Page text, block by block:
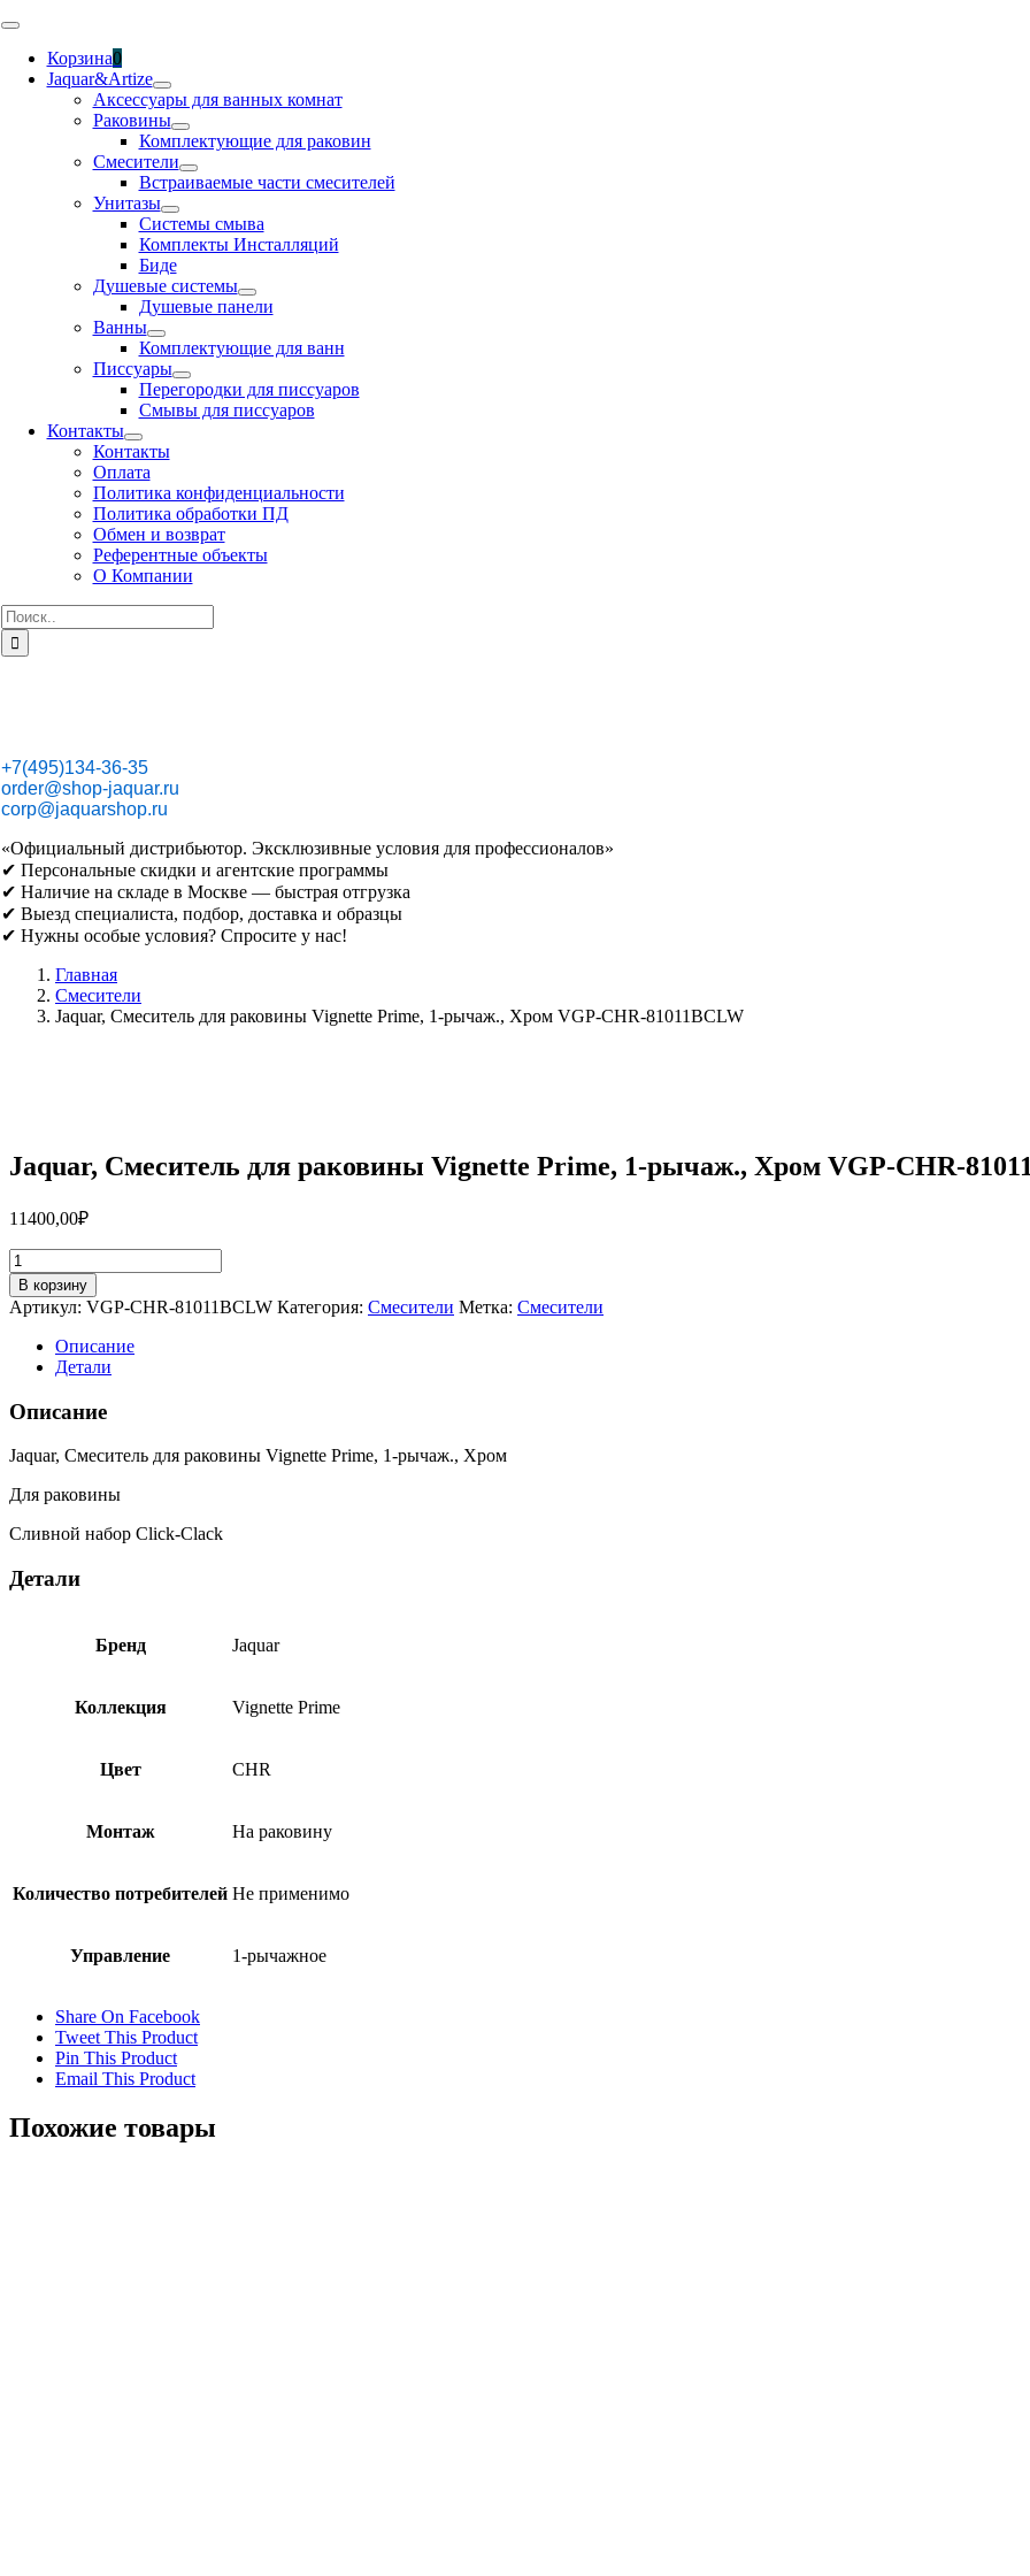
Skip
content
Toggle
NavigationКорзина0
Jaquar&Artize
Аксессуары для ванных комнат
Раковины
Комплектующие для раковин
Смесители
Встраиваемые части смесителей
Унитазы
Системы смыва
Комплекты Инсталляций
Биде
Душевые системы
Душевые панели
Ванны
Комплектующие для ванн
Писсуары
Перегородки для писсуаров
Смывы для писсуаров
Контакты
Контакты
Оплата
Политика конфиденциальности
Политика обработки ПД
Обмен и возврат
Референтные объекты
О Компании
Результат
поиска:
+7(495)134-36-35
order@shop-jaquar.ru
corp@jaquarshop.ru
«Официальный дистрибьютор. Эксклюзивные условия для профессионалов»
✔ Персональные скидки и агентские программы
✔ Наличие на складе в Москве — быстрая отгрузка
✔ Выезд специалиста, подбор, доставка и образцы
✔ Нужны особые условия? Спросите у нас!
Главная
Смесители
Jaquar, Смеситель для раковины Vignette Prime, 1-рычаж., Хром VGP-CHR-81011BCLW
Jaquar, Смеситель для раковины Vignette Prime, 1-рычаж., Хром VGP-CHR-
11400,00₽
Количество
товара
Jaquar,
Смеситель
раковины
Vignette
Prime,
1-
Хром
VGP-
CHR-
81011BCLW
В корзину
Артикул: VGP-CHR-81011BCLW Категория: Смесители Метка: Смесители
Описание
Детали
Описание
Jaquar, Смеситель для раковины Vignette Prime, 1-рычаж., Хром
Для раковины
Сливной набор Click-Clack
Детали
Бренд Jaquar
Коллекция Vignette Prime
Цвет CHR
Монтаж На раковину
Количество потребителей Не применимо
Управление 1-рычажное
Share On Facebook
Tweet This Product
Pin This Product
Email This Product
Похожие товары